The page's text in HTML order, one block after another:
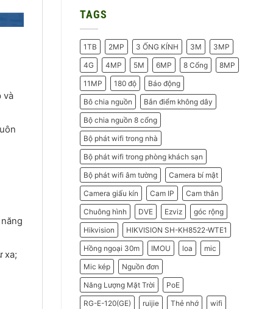
Camera
–
2026
ở
Do
Doanh
Nghiệp
Nên
Chọn
Máy
Chấm
Công
Hikvision
TAGS
1TB 2MP 3 ỐNG KÍNH 3M
3MP
4G
4MP 5M 6MP 8 Cổng
8MP
11MP
180 độ
Báo động
Bô chia nguồn
Bắn điểm không dây
Bộ chia nguồn 8 cổng
Bộ phát wifi trong nhà
Bộ phát wifi trong phòng khách sạn
Bộ phát wifi âm tường
Camera bí mật
Camera giấu kín
Cam IP
Cam thân
Chuông hình
DVE Ezviz
góc rộng
Hikvision
HIKVISION SH-KH8522-WTE1
Hồng ngoại 30m
IMOU loa
mic
Mic kép
Nguồn đơn
Năng Lượng Mặt Trời
PoE
RG-E-120(GE)
ruijie Thẻ nhớ
wifi
và
xa;